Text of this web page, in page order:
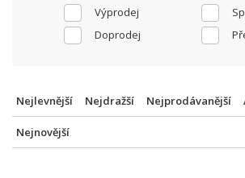
Výprodej
Doprodej
Nejlevnější Nejdražší Nejprodávanější
Nejnovější